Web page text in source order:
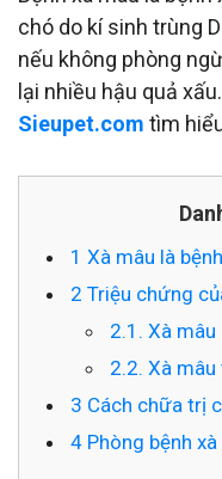
chó do kí sinh trùng
nếu không phòng
lại nhiều hậu quả
Sieupet.com tìm
1 Xà mâu là
2 Triệu chứng
2.1. Xà mâu
2.2. Xà
3 Cách chữa trị
4 Phòng bệnh